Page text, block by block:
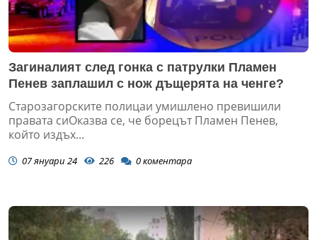
Загиналият след гонка с патрулки Пламен
Пенев заплашил с нож дъщерята на ченге?
Старозагорските полицаи умишлено превишили
правата сиОказва се, че борецът Пламен Пенев,
който издъх...
07 януари 24 226 0коментара